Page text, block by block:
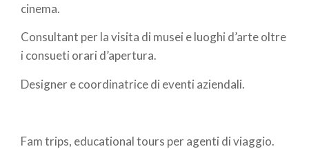
cinema.
Consultant per la visita di musei e luoghi d’arte oltre
i consueti orari d’apertura.
Designer e coordinatrice di eventi aziendali.
Fam trips, educational tours per agenti di viaggio.